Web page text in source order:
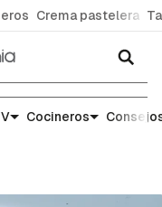
Crema pastelera
Cocineros